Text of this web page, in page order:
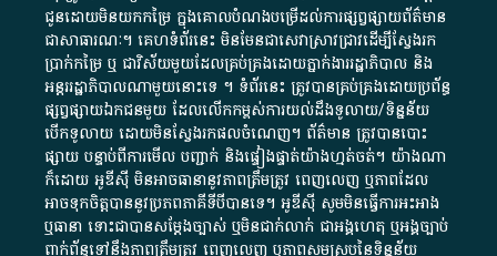
ជូន​ដោយ​មិន​យក​កម្រៃ​ ក្នុង​គោលបំណង​បម្រើ​ដល់ការ​ផ្សព្វផ្សាយ​ព័ត៌មាន​
ជា​សាធារណៈ​។​ គេហទំព័រ​នេះ​ មិនមែន​ជា​សេវា​ស្រាវជ្រាវ​ដើម្បី​ស្វែងរក
ប្រាក់​កម្រៃ​ ឬ​ ជា​វិស័យ​មួយ​ដែល​គ្រប់គ្រង​ដោយ​ភ្នាក់ងារ​រដ្ឋាភិបាល​ និង ​
អន្តររដ្ឋាភិបាល​ណាមួយ​នោះ​ទេ ​។​ ទំព័រ​នេះ​ ត្រូវ​បាន​គ្រប់គ្រង​ដោយ​ប្រព័ន្ធ​
ផ្សព្វផ្សាយ​ឯកជន​មួយ​ ដែល​លើកកម្ពស់​ការ​យល់​ដឹង​ទូលាយ​/​ទិន្នន័យ​
បើក​ទូលាយ​ ដោយ​មិនស្វែង​រក​ផល​ចំណេញ​។​ ព័ត៌មាន​ ត្រូវ​បាន​បោះ
ផ្សាយ​ បន្ទាប់​ពី​ការ​មើល​ បញ្ជាក់​ និង​ផ្ទៀងផ្ទាត់​យ៉ាង​ហ្មត់ចត់​។​ យ៉ាងណា​
ក៏​ដោយ​ អូ​ឌី​ស៊ី​ មិន​អាច​ធានា​នូវ​ភាព​ត្រឹមត្រូវ​ ពេញលេញ​ ឬ​ភាព​ដែល​
អាច​ទុកចិត្ត​បាននូវ​ប្រភព​ភាគី​ទី​បី​បាន​ទេ​។​ អូ​ឌី​ស៊ី​ សូម​មិន​ធ្វើការ​អះអាង​
ឬ​ធានា​ ទោះជា​បាន​សម្តែង​ច្បាស់​ ឬ​មិន​ជាក់លាក់​ ជា​អង្គហេតុ​ ឬ​អង្គច្បាប់​
ពាក់ព័ន្ធ​ទៅ​នឹង​ភាព​ត្រឹមត្រូវ​ ពេញលេញ​ ឬ​ភាព​សម​ស្រប​នៃ​ទិន្នន័យ​